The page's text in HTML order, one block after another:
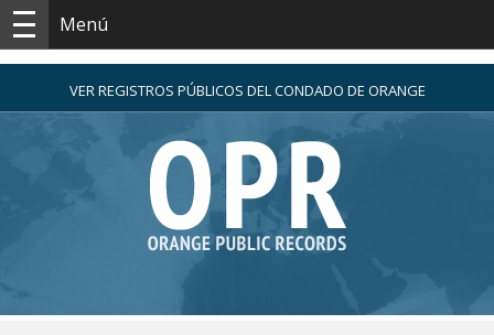
Menú
VER REGISTROS PÚBLICOS DEL CONDADO DE ORANGE